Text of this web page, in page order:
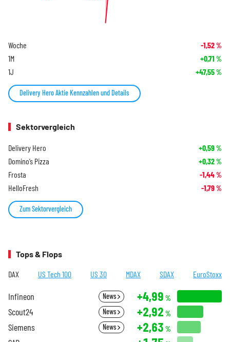
Woche -1,52%
1M +0,71 %
1J +47,55%
Delivery Hero Aktie Kennzahlen und Details
Sektorvergleich
Delivery Hero +0,59%
Domino’s Pizza +0,32%
Frosta -1,44%
HelloFresh -1,79%
Zum Sektorvergleich
Tops & Flops
DAX US Tech 100 US 30 MDAX SDAX EuroStoxx
Infineon News +4,99 %
Scout24 News +2,92 %
Siemens News +2,63 %